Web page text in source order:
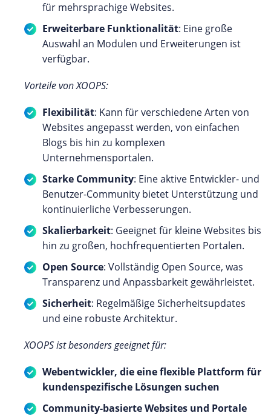
für mehrsprachige Websites.
Erweiterbare Funktionalität: Eine große
Auswahl an Modulen und Erweiterungen ist
verfügbar.
Vorteile von XOOPS:
Flexibilität: Kann für verschiedene Arten von
Websites angepasst werden, von einfachen
Blogs bis hin zu komplexen
Unternehmensportalen.
Starke Community: Eine aktive Entwickler- und
Benutzer-Community bietet Unterstützung und
kontinuierliche Verbesserungen.
Skalierbarkeit: Geeignet für kleine Websites bis
hin zu großen, hochfrequentierten Portalen.
Open Source: Vollständig Open Source, was
Transparenz und Anpassbarkeit gewährleistet.
Sicherheit: Regelmäßige Sicherheitsupdates
und eine robuste Architektur.
XOOPS ist besonders geeignet für:
Webentwickler, die eine flexible Plattform für
kundenspezifische Lösungen suchen
Community-basierte Websites und Portale